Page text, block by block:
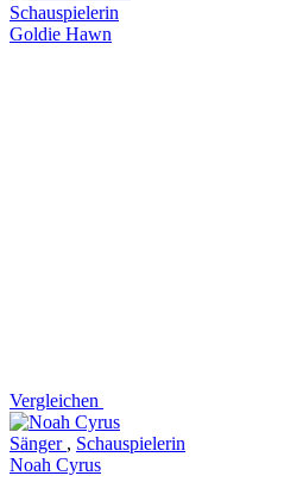
Schauspielerin
Goldie Hawn
Vergleichen
Sänger , Schauspielerin
Noah Cyrus